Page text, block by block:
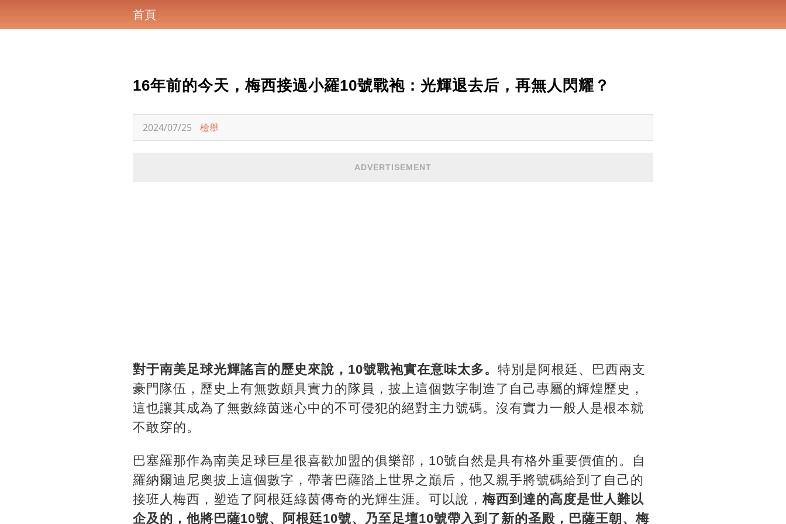
首頁
16年前的今天，梅西接過小羅10號戰袍：光輝退去后，再無人閃耀？
2024/07/25 檢舉
ADVERTISEMENT
對于南美足球光輝謠言的歷史來說，10號戰袍實在意味太多。 特別是阿根廷、巴西兩支
豪門隊伍，歷史上有無數頗具實力的隊員，披上這個數字制造了自己專屬的輝煌歷史，
這也讓其成為了無數綠茵迷心中的不可侵犯的絕對主力號碼。沒有實力一般人是根本就
不敢穿的。
巴塞羅那作為南美足球巨星很喜歡加盟的俱樂部，10號自然是具有格外重要價值的。自
羅納爾迪尼奧披上這個數字，帶著巴薩踏上世界之巔后，他又親手將號碼給到了自己的
接班人梅西，塑造了阿根廷綠茵傳奇的光輝生涯。可以說，梅西到達的高度是世人難以
企及的，他將巴薩10號、阿根廷10號、乃至足壇10號帶入到了新的圣殿，巴薩王朝、梅